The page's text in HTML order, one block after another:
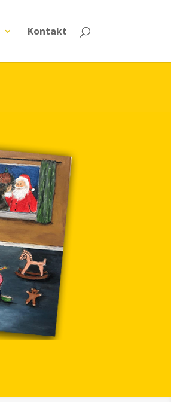
Kontakt